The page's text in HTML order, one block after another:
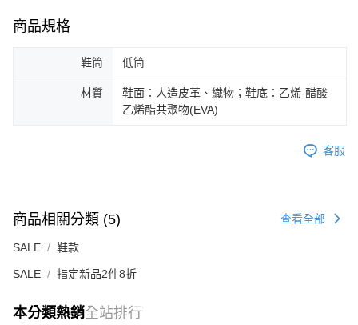
商品規格
鞋筒 低筒
材質
鞋面：人造皮革、織物；鞋底：乙烯-醋酸
乙烯酯共聚物(EVA)
客服
商品相關分類 (5) 查看全部
SALE 鞋款
SALE 指定新品2件8折
本分類熱銷全站排行